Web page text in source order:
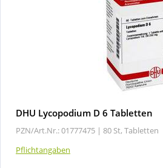
DHU Lycopodium D 6 Tabletten
PZN/Art.Nr.: 01777475 | 80 St, Tabletten
Pflichtangaben